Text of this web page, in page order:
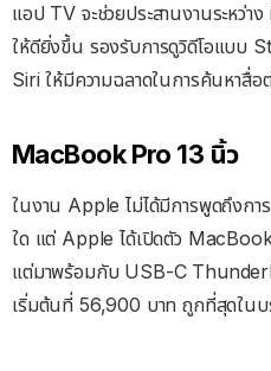
แอป TV จะช่วยประสานงานระหว่
ให้ดียิ่งขึ้น รองรับการดูวิดีโอแบบ
Siri ให้มีความฉลาดในการค้นหาสื่
MacBook Pro 13 นิ้ว
ในงาน Apple ไม่ได้มีการพูดถึงก
ใด แต่ Apple ได้เปิดตัว
แต่มาพร้อมกับ USB-C
เริ่มต้นที่ 56,900 บาท ถูกที่สุดใน